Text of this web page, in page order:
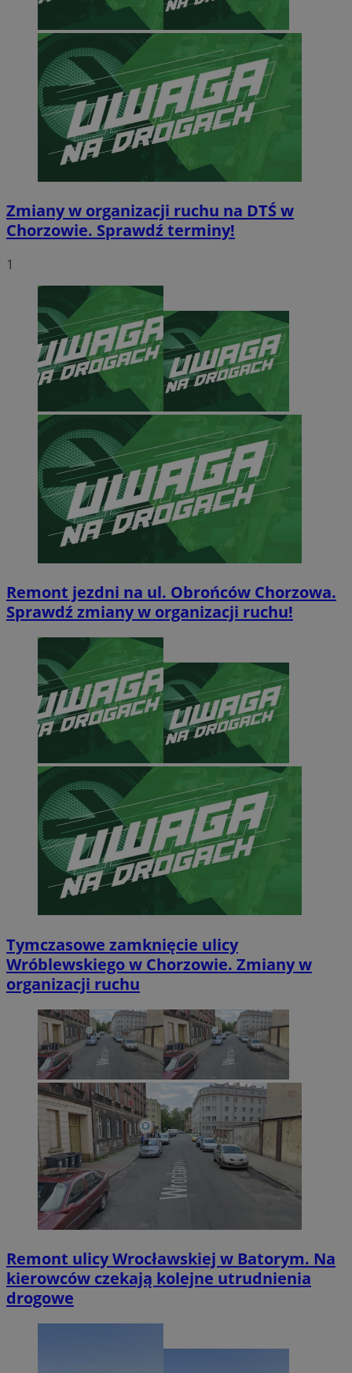
Zmiany w organizacji ruchu na DTŚ w
Chorzowie. Sprawdź terminy!
1
Remont jezdni na ul. Obrońców Chorzowa.
Sprawdź zmiany w organizacji ruchu!
Tymczasowe zamknięcie ulicy
Wróblewskiego w Chorzowie. Zmiany w
organizacji ruchu
Remont ulicy Wrocławskiej w Batorym. Na
kierowców czekają kolejne utrudnienia
drogowe